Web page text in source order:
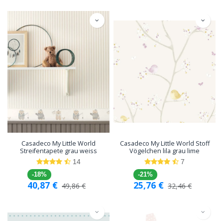
Casadeco My Little World
Streifentapete grau weiss
14
-18%
40,87 € 49,86€
Casadeco My Little World Stoff
Vögelchen lila grau lime
7
-21%
25,76 € 32,46€